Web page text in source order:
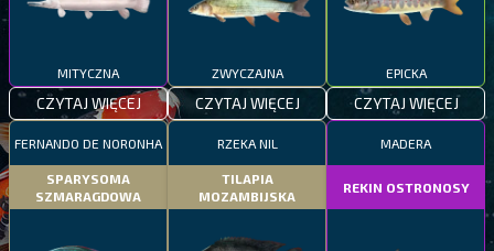
MITYCZNA
CZYTAJ WIĘCEJ
ZWYCZAJNA
CZYTAJ WIĘCEJ
EPICKA
CZYTAJ WIĘCEJ
FERNANDO DE NORONHA
SPARYSOMA
SZMARAGDOWA
RZEKA NIL
TILAPIA
MOZAMBIJSKA
MADERA
REKIN OSTRONOSY